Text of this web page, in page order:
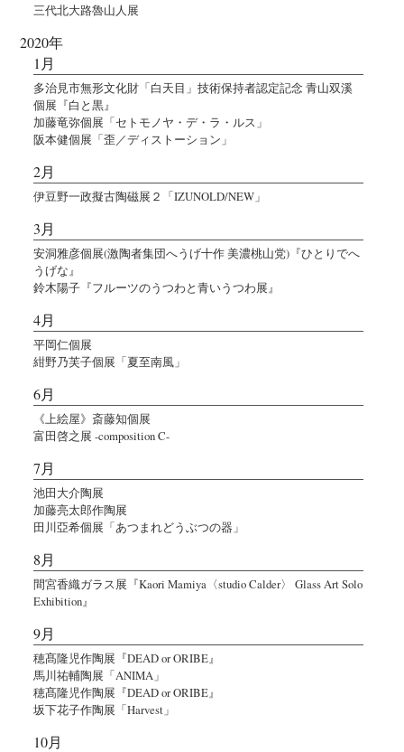
三代北大路魯山人展
2020年
1月
多治見市無形文化財「白天目」技術保持者認定記念 青山双溪
個展『白と黒』
加藤竜弥個展「セトモノヤ・デ・ラ・ルス」
阪本健個展「歪／ディストーション」
2月
伊豆野一政擬古陶磁展２「IZUNOLD/NEW」
3月
安洞雅彦個展(激陶者集団へうげ十作 美濃桃山党)『ひとりでへ
うげな』
鈴木陽子『フルーツのうつわと青いうつわ展』
4月
平岡仁個展
紺野乃芙子個展「夏至南風」
6月
《上絵屋》斎藤知個展
富田啓之展 -composition C-
7月
池田大介陶展
加藤亮太郎作陶展
田川亞希個展「あつまれどうぶつの器」
8月
間宮香織ガラス展『Kaori Mamiya〈studio Calder〉 Glass Art Solo
Exhibition』
9月
穂髙隆児作陶展『DEAD or ORIBE』
馬川祐輔陶展「ANIMA」
穂髙隆児作陶展『DEAD or ORIBE』
坂下花子作陶展「Harvest」
10月